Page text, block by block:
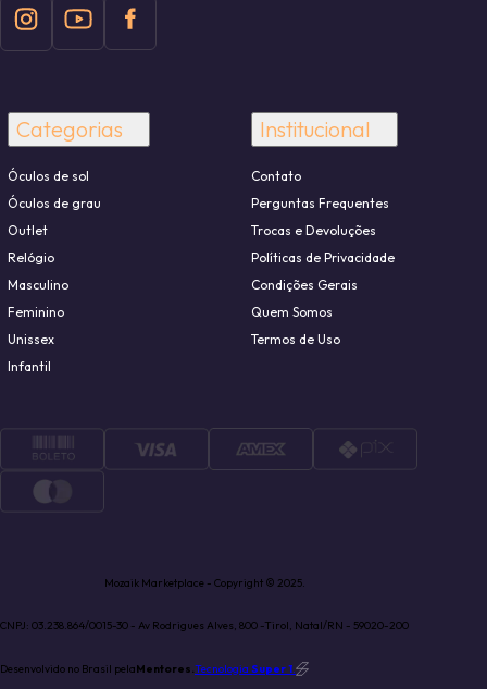
Categorias
Óculos de sol
Óculos de grau
Outlet
Relógio
Masculino
Feminino
Unissex
Infantil
Institucional
Contato
Perguntas Frequentes
Trocas e Devoluções
Políticas de Privacidade
Condições Gerais
Quem Somos
Termos de Uso
Mozaik Marketplace - Copyright © 2025.
CNPJ: 03.238.864/0015-30 - Av Rodrigues Alves, 800 -Tirol, Natal/RN - 59020-200
Desenvolvido no Brasil pelaMentores.Tecnologia Super 1.